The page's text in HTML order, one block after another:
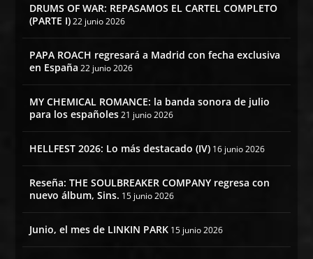
DRUMS OF WAR: REPASAMOS EL CARTEL COMPLETO
(PARTE I) 22 junio 2026
PAPA ROACH regresará a Madrid con fecha exclusiva
en España 22 junio 2026
MY CHEMICAL ROMANCE: la banda sonora de julio
para los españoles 21 junio 2026
HELLFEST 2026: Lo más destacado (IV) 16 junio 2026
Reseña: THE SOULBREAKER COMPANY regresa con
nuevo álbum, Sins. 15 junio 2026
Junio, el mes de LINKIN PARK 15 junio 2026